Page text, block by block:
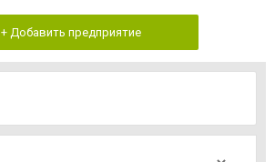
+ Добавить предприятие